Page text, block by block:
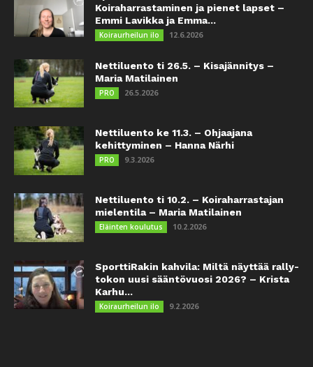
Koiraharrastaminen ja pienet lapset –
Emmi Lavikka ja Emma...
Koiraurheilun ilo 12.6.2026
Nettiluento ti 26.5. – Kisajännitys –
Maria Matilainen
PRO 26.5.2026
Nettiluento ke 11.3. – Ohjaajana
kehittyminen – Hanna Närhi
PRO 9.3.2026
Nettiluento ti 10.2. – Koiraharrastajan
mielentila – Maria Matilainen
Eläinten koulutus 10.2.2026
SporttiRakin kahvila: Miltä näyttää rally-
tokon uusi sääntövuosi 2026? – Krista
Karhu...
Koiraurheilun ilo 9.2.2026